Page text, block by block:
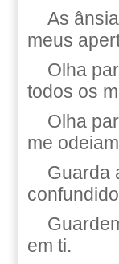
As
meus
Olha
todos os
Olha
me
Guarda
em ti.